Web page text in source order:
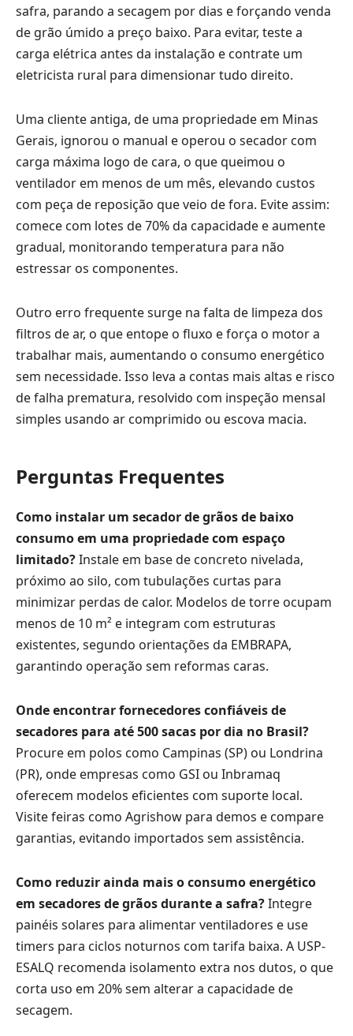
safra, parando a secagem por dias e forçando venda
de grão úmido a preço baixo. Para evitar, teste a
carga elétrica antes da instalação e contrate um
eletricista rural para dimensionar tudo direito.
Uma cliente antiga, de uma propriedade em Minas
Gerais, ignorou o manual e operou o secador com
carga máxima logo de cara, o que queimou o
ventilador em menos de um mês, elevando custos
com peça de reposição que veio de fora. Evite assim:
comece com lotes de 70% da capacidade e aumente
gradual, monitorando temperatura para não
estressar os componentes.
Outro erro frequente surge na falta de limpeza dos
filtros de ar, o que entope o fluxo e força o motor a
trabalhar mais, aumentando o consumo energético
sem necessidade. Isso leva a contas mais altas e risco
de falha prematura, resolvido com inspeção mensal
simples usando ar comprimido ou escova macia.
Perguntas Frequentes
Como instalar um secador de grãos de baixo
consumo em uma propriedade com espaço
limitado?Instale em base de concreto nivelada,
próximo ao silo, com tubulações curtas para
minimizar perdas de calor. Modelos de torre ocupam
menos de 10 m² e integram com estruturas
existentes, segundo orientações da EMBRAPA,
garantindo operação sem reformas caras.
Onde encontrar fornecedores confiáveis de
secadores para até 500 sacas por dia no Brasil?
Procure em polos como Campinas (SP) ou Londrina
(PR), onde empresas como GSI ou Inbramaq
oferecem modelos eficientes com suporte local.
Visite feiras como Agrishow para demos e compare
garantias, evitando importados sem assistência.
Como reduzir ainda mais o consumo energético
em secadores de grãos durante a safra?Integre
painéis solares para alimentar ventiladores e use
timers para ciclos noturnos com tarifa baixa. A USP-
ESALQ recomenda isolamento extra nos dutos, o que
corta uso em 20% sem alterar a capacidade de
secagem.